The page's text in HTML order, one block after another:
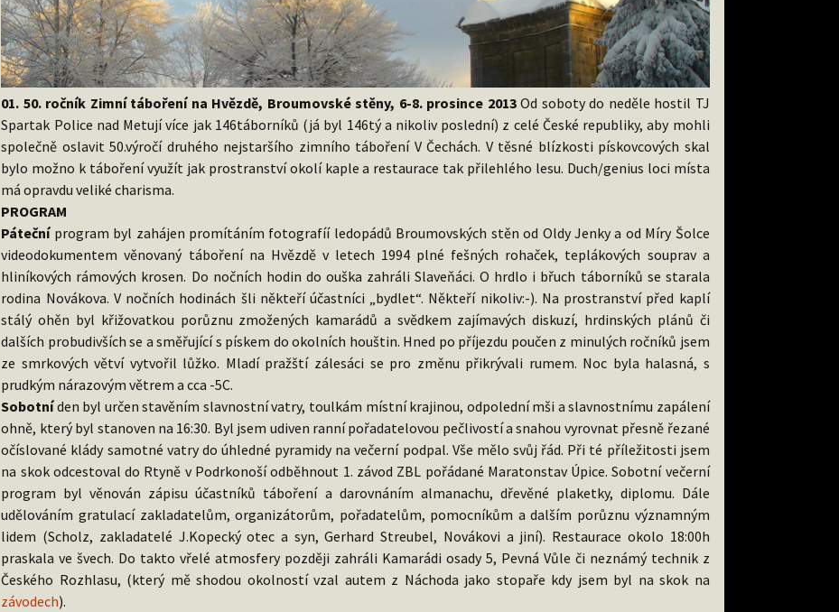
01. 50. ročník Zimní táboření na Hvězdě, Broumovské stěny, 6-8. prosince 2013Od soboty do neděle hostil TJ
Spartak Police nad Metují více jak 146táborníků (já byl 146tý a nikoliv poslední) z celé České republiky, aby mohli
společně oslavit 50.výročí druhého nejstaršího zimního táboření V Čechách. V těsné blízkosti pískovcových skal
bylo možno k táboření využít jak prostranství okolí kaple a restaurace tak přilehlého lesu. Duch/genius loci místa
má opravdu veliké charisma.
PROGRAM
Pátečníprogram byl zahájen promítáním fotografíí ledopádů Broumovských stěn od Oldy Jenky a od Míry Šolce
videodokumentem věnovaný táboření na Hvězdě v letech 1994 plné fešných rohaček, teplákových souprav a
hliníkových rámových krosen. Do nočních hodin do ouška zahráli Slaveňáci. O hrdlo i břuch táborníků se starala
rodina Novákova. V nočních hodinách šli někteří účastníci „bydlet“. Někteří nikoliv:-). Na prostranství před kaplí
stálý ohěn byl křižovatkou porůznu zmožených kamarádů a svědkem zajímavých diskuzí, hrdinských plánů či
dalších probudivších se a směřující s pískem do okolních houštin. Hned po příjezdu poučen z minulých ročníků jsem
ze smrkových větví vytvořil lůžko. Mladí pražští zálesáci se pro změnu přikrývali rumem. Noc byla halasná, s
prudkým nárazovým větrem a cca -5C.
Sobotníden byl určen stavěním slavnostní vatry, toulkám místní krajinou, odpolední mši a slavnostnímu zapálení
ohně, který byl stanoven na 16:30. Byl jsem udiven ranní pořadatelovou pečlivostí a snahou vyrovnat přesně řezané
očíslované klády samotné vatry do úhledné pyramidy na večerní podpal. Vše mělo svůj řád. Při té příležitosti jsem
na skok odcestoval do Rtyně v Podrkonoší odběhnout 1. závod ZBL pořádané Maratonstav Úpice. Sobotní večerní
program byl věnován zápisu účastníků táboření a darovnáním almanachu, dřevěné plaketky, diplomu. Dále
udělováním gratulací zakladatelům, organizátorům, pořadatelům, pomocníkům a dalším porůznu významným
lidem (Scholz, zakladatelé J.Kopecký otec a syn, Gerhard Streubel, Novákovi a jiní). Restaurace okolo 18:00h
praskala ve švech. Do takto vřelé atmosfery později zahráli Kamarádi osady 5, Pevná Vůle či neznámý technik z
Českého Rozhlasu, (který mě shodou okolností vzal autem z Náchoda jako stopaře kdy jsem byl na skok na
závodech).